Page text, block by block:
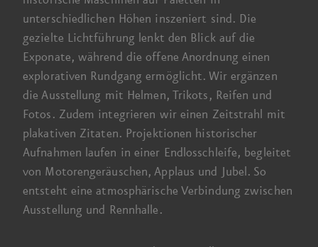
unterschiedlichen Höhen inszeniert sind. Die
gezielte Licht­führung lenkt den Blick auf die
Exponate, während die offene Anordnung einen
explorativen Rundgang ermöglicht. Wir ergänzen
die Ausstellung mit Helmen, Trikots, Reifen und
Fotos. Zudem integrieren wir einen Zeit­strahl mit
plakativen Zitaten. Projektionen historischer
Aufnahmen laufen in einer Endlos­schleife, begleitet
von Motoren­geräuschen, Applaus und Jubel. So
entsteht eine atmosphärische Verbindung zwischen
Ausstellung und Rennhalle.